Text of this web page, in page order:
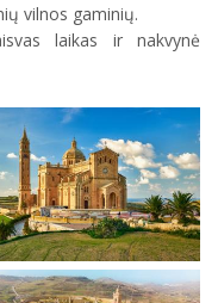
vilnos gaminių.
laikas ir nakvynė